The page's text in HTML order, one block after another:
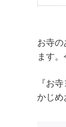
お寺
ます
『お
かじめ